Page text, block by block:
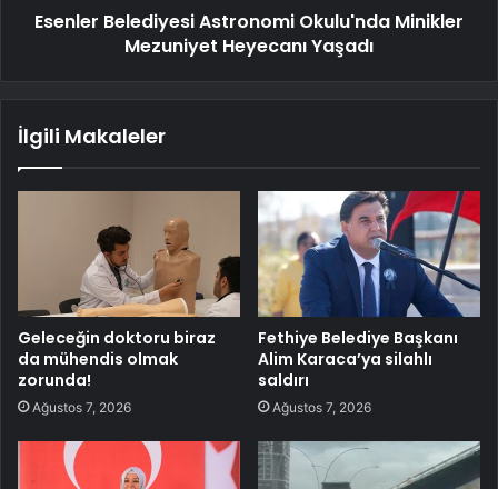
Esenler Belediyesi Astronomi Okulu'nda Minikler
Mezuniyet Heyecanı Yaşadı
İlgili Makaleler
Geleceğin doktoru biraz
da mühendis olmak
zorunda!
Ağustos 7, 2026
Fethiye Belediye Başkanı
Alim Karaca’ya silahlı
saldırı
Ağustos 7, 2026